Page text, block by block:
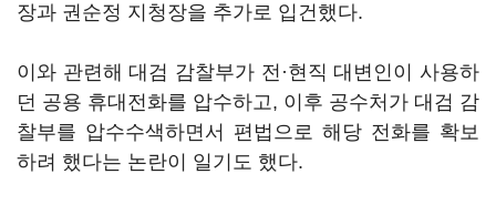
장과 권순정 지청장을 추가로 입건했다.
이와 관련해 대검 감찰부가 전·현직 대변인이 사용하
던 공용 휴대전화를 압수하고, 이후 공수처가 대검 감
찰부를 압수수색하면서 편법으로 해당 전화를 확보
하려 했다는 논란이 일기도 했다.